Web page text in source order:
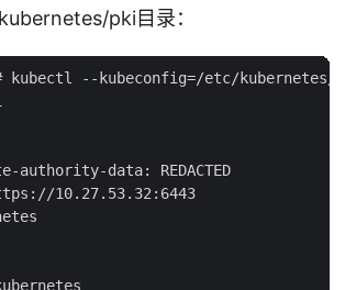
pki目录：
kubectl --kubeconfig=/etc/
authority-data: REDACTED
10.27.53.32:6443